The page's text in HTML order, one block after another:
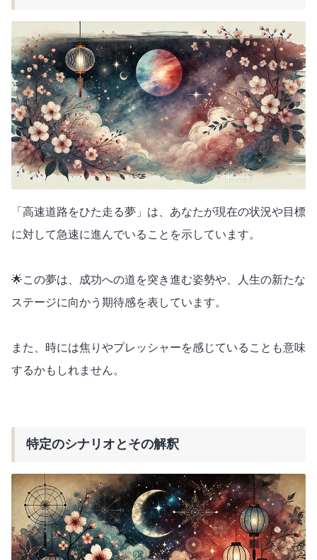
「高速道路をひた走る夢」は、あなたが現在の状況や目標
に対して急速に進んでいることを示しています。
🌟この夢は、成功への道を突き進む姿勢や、人生の新たな
ステージに向かう期待感を表しています。
また、時には焦りやプレッシャーを感じていることも意味
するかもしれません。
特定のシナリオとその解釈